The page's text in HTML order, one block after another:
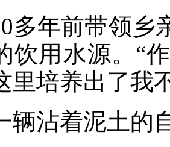
年前带领乡亲
饮用水源。“
里培养出了我
沾着泥土的自